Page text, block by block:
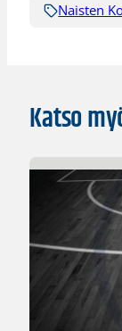
Naisten
Katso